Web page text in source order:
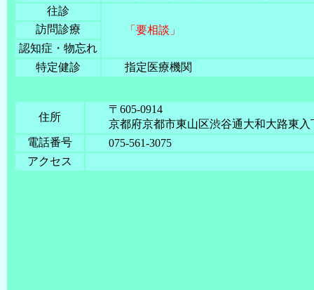
往診
「要相談」
訪問診療
認知症・物忘れ
特定健診
指定医療機関
住所
〒605-0914
京都府京都市東山区渋谷通大和大路東入
電話番号
075-561-3075
アクセス